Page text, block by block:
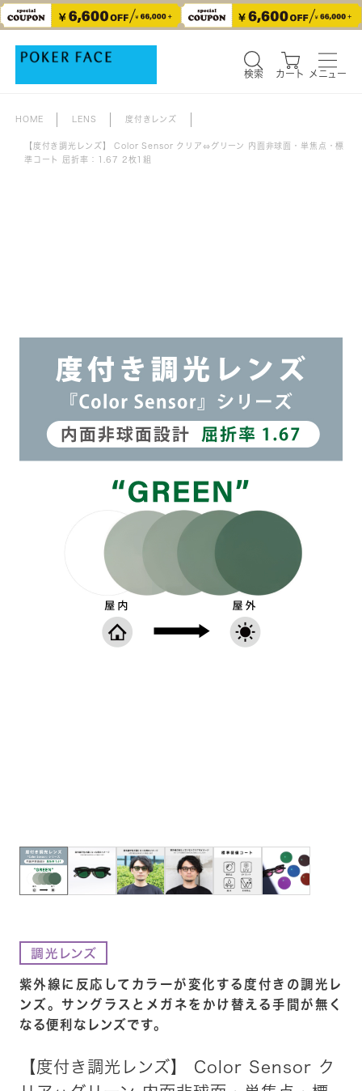
検索 カート メニュー
HOME LENS 度付きレンズ
【度付き調光レンズ】 Color Sensor クリア⇔グリーン 内面非球面・単焦点・標
準コート 屈折率：1.67 2枚1組
紫外線に反応してカラーが変化する度付きの調光レ
ンズ。サングラスとメガネをかけ替える手間が無く
なる便利なレンズです。
【度付き調光レンズ】 Color Sensor ク